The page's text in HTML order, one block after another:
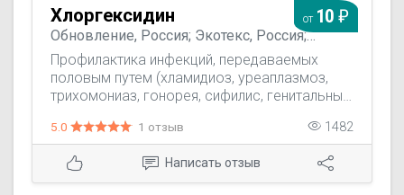
Хлоргексидин
Обновление, Россия; Экотекс, Россия;
Марбиофарм, Россия; Медсинтез, Россия;
ЮжФарм, Россия; Фармацевтическая
фабрика Санкт-Петербурга, Россия; ЗАО
"Московская фармацевтическая фабрика",
Россия
Профилактика инфекций, передаваемых
половым путем (хламидиоз, уреаплазмоз,
трихомониаз, гонорея, сифилис, генитальный
инфицированных ожоговых поверхностей;
лечение инфекций кожи и слизистых
оболочек в хирургии, в акушерстве и
гинекологии, урологии (уретриты,
от 10
5.0 1 отзыв 1482
Написать отзыв